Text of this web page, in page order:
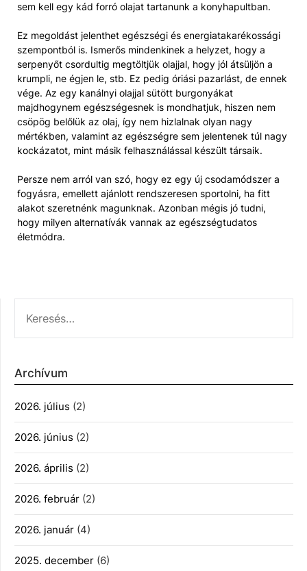
sem kell egy kád forró olajat tartanunk a konyhapultban.
Ez megoldást jelenthet egészségi és energiatakarékossági
szempontból is. Ismerős mindenkinek a helyzet, hogy a
serpenyőt csordultig megtöltjük olajjal, hogy jól átsüljön a
krumpli, ne égjen le, stb. Ez pedig óriási pazarlást, de ennek
vége. Az egy kanálnyi olajjal sütött burgonyákat
majdhogynem egészségesnek is mondhatjuk, hiszen nem
csöpög belőlük az olaj, így nem hizlalnak olyan nagy
mértékben, valamint az egészségre sem jelentenek túl nagy
kockázatot, mint másik felhasználással készült társaik.
Persze nem arról van szó, hogy ez egy új csodamódszer a
fogyásra, emellett ajánlott rendszeresen sportolni, ha fitt
alakot szeretnénk magunknak. Azonban mégis jó tudni,
hogy milyen alternatívák vannak az egészségtudatos
életmódra.
Archívum
2026. július (2)
2026. június (2)
2026. április (2)
2026. február (2)
2026. január (4)
2025. december (6)